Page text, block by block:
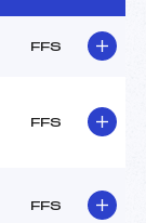
FFS
FFS
FFS